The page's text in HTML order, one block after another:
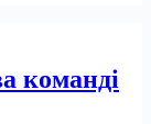
команді